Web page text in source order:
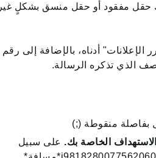
حقل مفقود أو حقل منسق بشكلٍ غير
أدناه، بالإضافة إلى رقم
الذي تذكره الرسالة.
بفاصلة منقوطة (;)
الخاصة بك. على سبيل